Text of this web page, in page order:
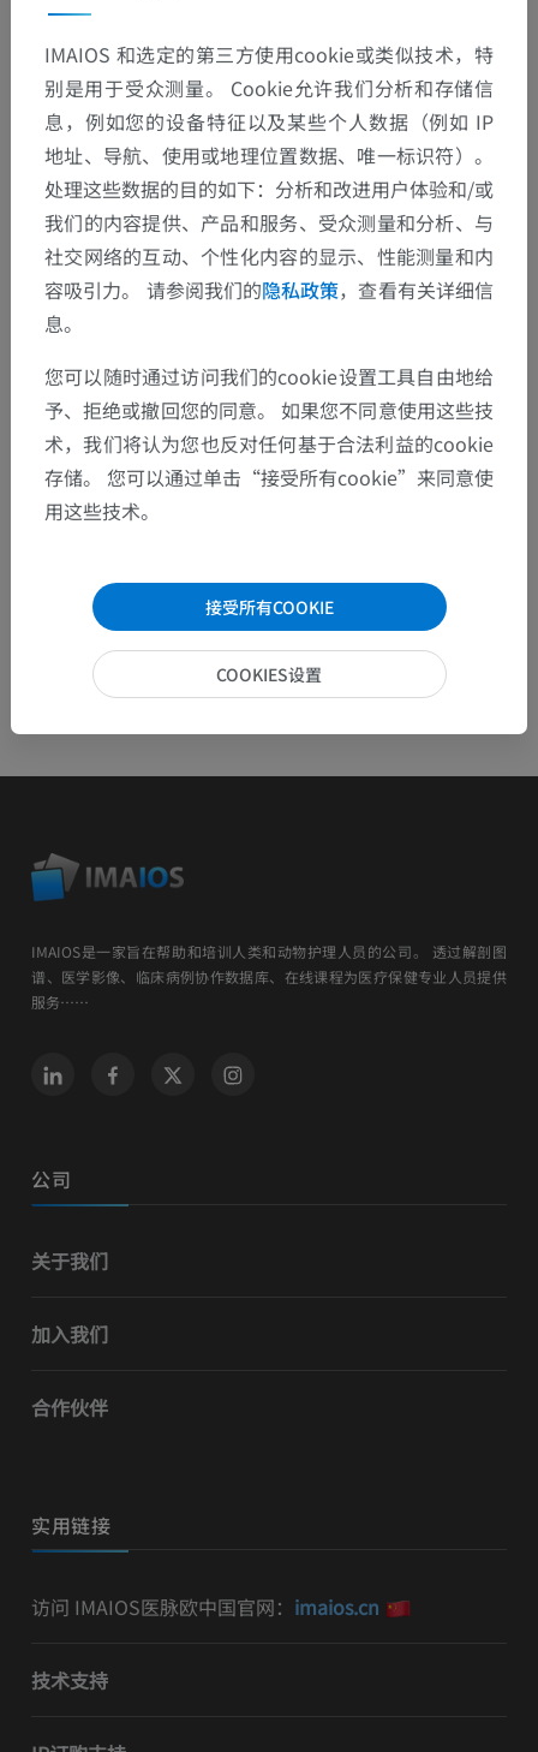
动物的比较解剖学
翻译
发现错误？
检举错误
下载APP
IMAIOS是一家旨在帮助和培训人类和动物护理人员的公司。 透过解剖图
谱、医学影像、临床病例协作数据库、在线课程为医疗保健专业人员提供
服务……
公司
关于我们
加入我们
合作伙伴
实用链接
访问 IMAIOS医脉欧中国官网： imaios.cn
技术支持
IMAIOS 和选定的第三方使用cookie或类似技术，特
别是用于受众测量。 Cookie允许我们分析和存储信
息，例如您的设备特征以及某些个人数据（例如 IP
地址、导航、使用或地理位置数据、唯一标识符）。
处理这些数据的目的如下：分析和改进用户体验和/或
我们的内容提供、产品和服务、受众测量和分析、与
社交网络的互动、个性化内容的显示、性能测量和内
容吸引力。 请参阅我们的隐私政策，查看有关详细信
息。
您可以随时通过访问我们的cookie设置工具自由地给
予、拒绝或撤回您的同意。 如果您不同意使用这些技
术，我们将认为您也反对任何基于合法利益的cookie
存储。 您可以通过单击“接受所有cookie”来同意使
用这些技术。
接受所有COOKIE
COOKIES设置